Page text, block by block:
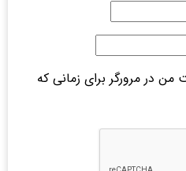
من در مرورگر برای زمانی که